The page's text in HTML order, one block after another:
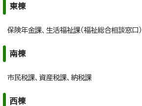
東棟
保険年金課、生活福祉課（福祉総合相談窓口）
南棟
市民税課、資産税課、納税課
西棟